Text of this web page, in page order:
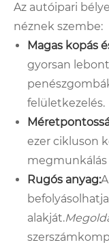
Az autóipari
néznek szembe:
Magas kopás
gyorsan
felületkezelés.
ezer cikluson
megmunkálás
Rugós anyag:
alakját.